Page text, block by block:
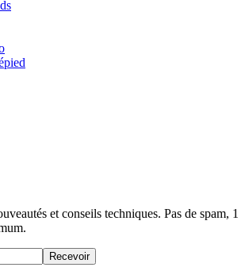
et conseils techniques. Pas de spam, 1
Recevoir